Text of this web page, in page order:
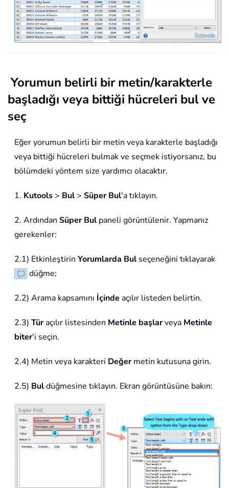
Yorumun belirli bir metin/karakterle
başladığı veya bittiği hücreleri bul ve
seç
Eğer yorumun belirli bir metin veya karakterle başladığı
veya bittiği hücreleri bulmak ve seçmek istiyorsanız, bu
bölümdeki yöntem size yardımcı olacaktır.
1. Kutools > Bul > Süper Bul'a tıklayın.
2. Ardından Süper Bul paneli görüntülenir. Yapmanız
gerekenler:
2.1) Etkinleştirin Yorumlarda Bul seçeneğini tıklayarak
düğme;
2.2) Arama kapsamını İçinde açılır listeden belirtin.
2.3) Türaçılır listesinden Metinle başlarveya Metinle
biter'i seçin.
2.4) Metin veya karakteri Değermetin kutusuna girin.
2.5) Buldüğmesine tıklayın. Ekran görüntüsüne bakın: